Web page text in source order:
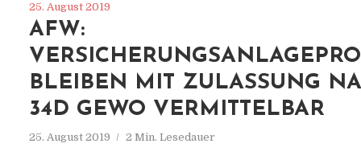
25. August 2019
AFW:
BLEIBEN MIT ZULASSUNG
34D GEWO VERMITTELBAR
25. August 2019 2 Min. Lesedauer